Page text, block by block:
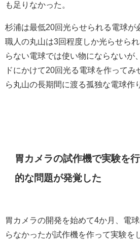
も足りなかった。
杉浦は最低20回光らせられる電球が
職人の丸山は3回程度しか光らせら
らない電球では使い物にならないが
ドにかけて20回光る電球を作ってみ
ら丸山の長期間に渡る孤独な電球作
胃カメラの試作機で実験を
的な問題が発覚した
胃カメラの開発を始めて4か月、電
らなかったが試作機を作って実験を